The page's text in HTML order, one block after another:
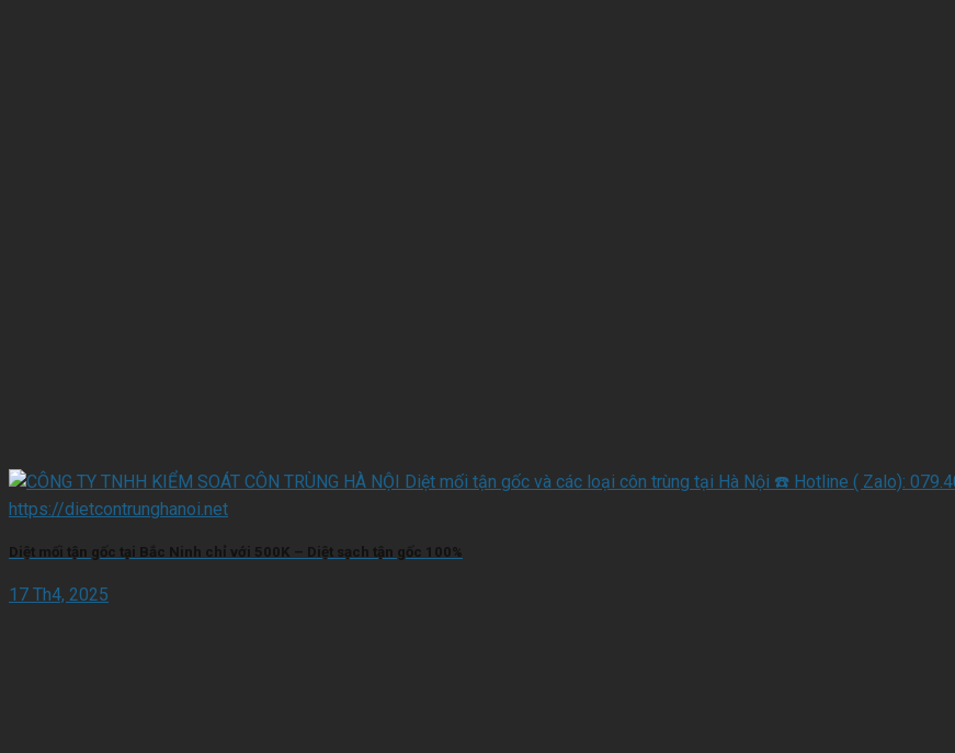
Diệt mối tận gốc tại Bắc Ninh chỉ với 500K – Diệt sạch tận gốc 100%
17 Th4, 2025